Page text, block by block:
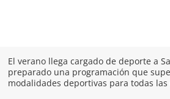
El verano llega cargado de deporte a
preparado una programación que
modalidades deportivas para todas